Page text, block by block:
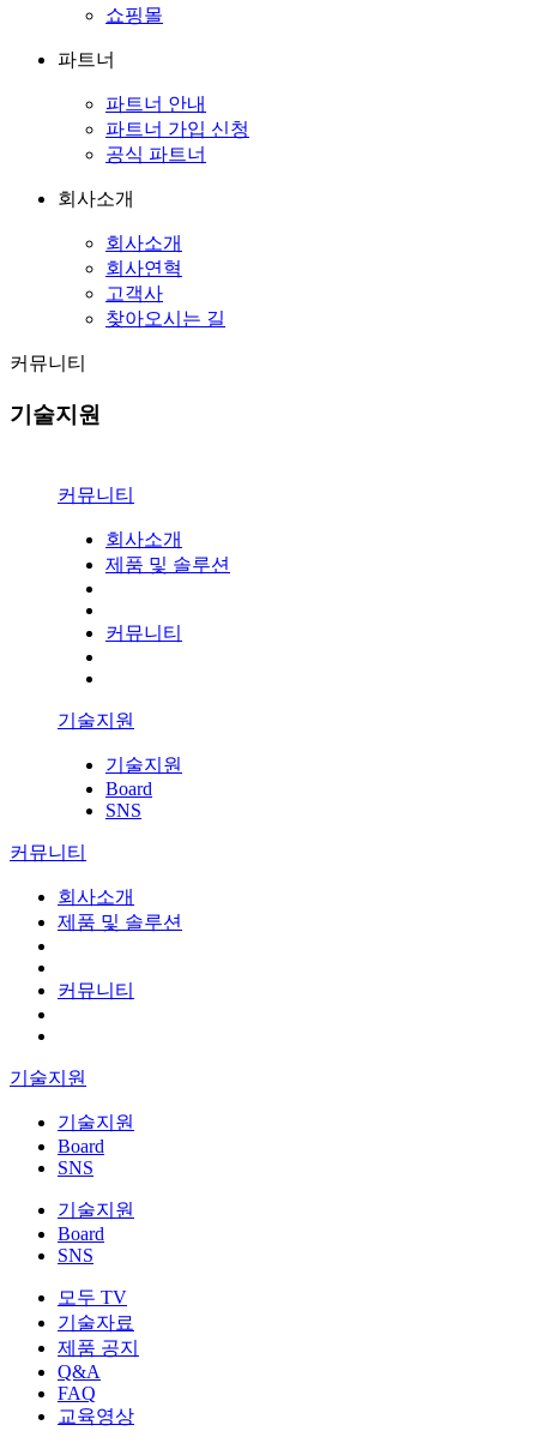
쇼핑몰
파트너
파트너 안내
파트너 가입 신청
공식 파트너
회사소개
회사소개
회사연혁
고객사
찾아오시는 길
커뮤니티
기술지원
커뮤니티
회사소개
제품 및 솔루션
커뮤니티
기술지원
기술지원
Board
SNS
커뮤니티
회사소개
제품 및 솔루션
커뮤니티
기술지원
기술지원
Board
SNS
기술지원
Board
SNS
모두 TV
기술자료
제품 공지
Q&A
FAQ
교육영상